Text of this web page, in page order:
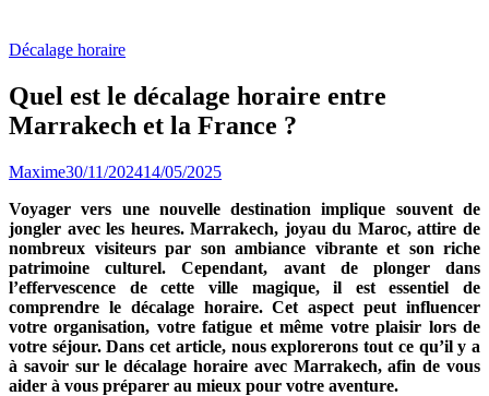
Décalage horaire
Quel est le décalage horaire entre
Marrakech et la France ?
Maxime30/11/202414/05/2025
Voyager vers une nouvelle destination implique souvent de
jongler avec les heures. Marrakech, joyau du Maroc, attire de
nombreux visiteurs par son ambiance vibrante et son riche
patrimoine culturel. Cependant, avant de plonger dans
l’effervescence de cette ville magique, il est essentiel de
comprendre le décalage horaire. Cet aspect peut influencer
votre organisation, votre fatigue et même votre plaisir lors de
votre séjour. Dans cet article, nous explorerons tout ce qu’il y a
à savoir sur le décalage horaire avec Marrakech, afin de vous
aider à vous préparer au mieux pour votre aventure.